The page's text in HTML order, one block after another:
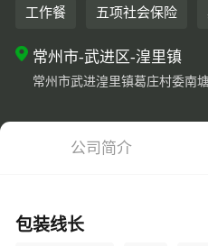
工作餐 五项社会保险
常州市-武进区-湟里镇
常州市武进湟里镇葛庄村委南
公司简介
包装线长